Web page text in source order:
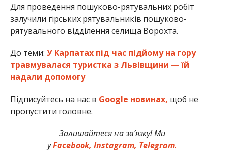
Для проведення пошуково-рятувальних робіт
залучили гірських рятувальників пошуково-
рятувального відділення селища Ворохта.
До теми: У Карпатах під час підйому на гору
травмувалася туристка з Львівщини — їй
надали допомогу
Підписуйтесь на нас в Google новинах, щоб не
пропустити головне.
Залишайтеся на зв’язку! Ми
уFacebook, Instagram, Telegram.